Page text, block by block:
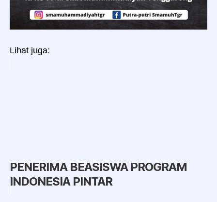
Lihat juga:
PENERIMA BEASISWA PROGRAM
INDONESIA PINTAR